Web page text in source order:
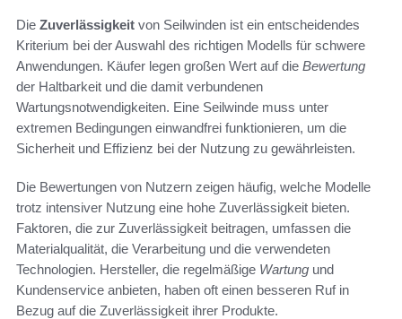
Die Zuverlässigkeit von Seilwinden ist ein entscheidendes
Kriterium bei der Auswahl des richtigen Modells für schwere
Anwendungen. Käufer legen großen Wert auf die Bewertung
der Haltbarkeit und die damit verbundenen
Wartungsnotwendigkeiten. Eine Seilwinde muss unter
extremen Bedingungen einwandfrei funktionieren, um die
Sicherheit und Effizienz bei der Nutzung zu gewährleisten.
Die Bewertungen von Nutzern zeigen häufig, welche Modelle
trotz intensiver Nutzung eine hohe Zuverlässigkeit bieten.
Faktoren, die zur Zuverlässigkeit beitragen, umfassen die
Materialqualität, die Verarbeitung und die verwendeten
Technologien. Hersteller, die regelmäßige Wartung und
Kundenservice anbieten, haben oft einen besseren Ruf in
Bezug auf die Zuverlässigkeit ihrer Produkte.